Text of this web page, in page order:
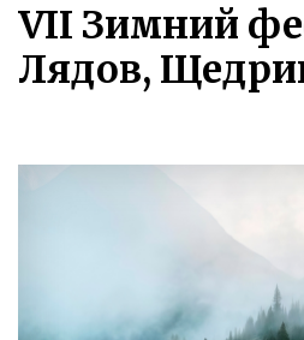
VII Зимний
Лядов,